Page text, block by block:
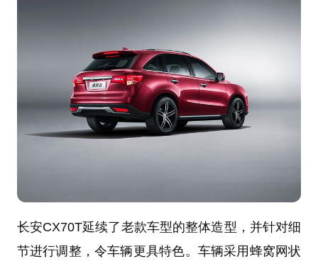
长安CX70T延续了老款车型的整体造型，并针对细
节进行调整，令车辆更具特色。车辆采用蜂窝网状